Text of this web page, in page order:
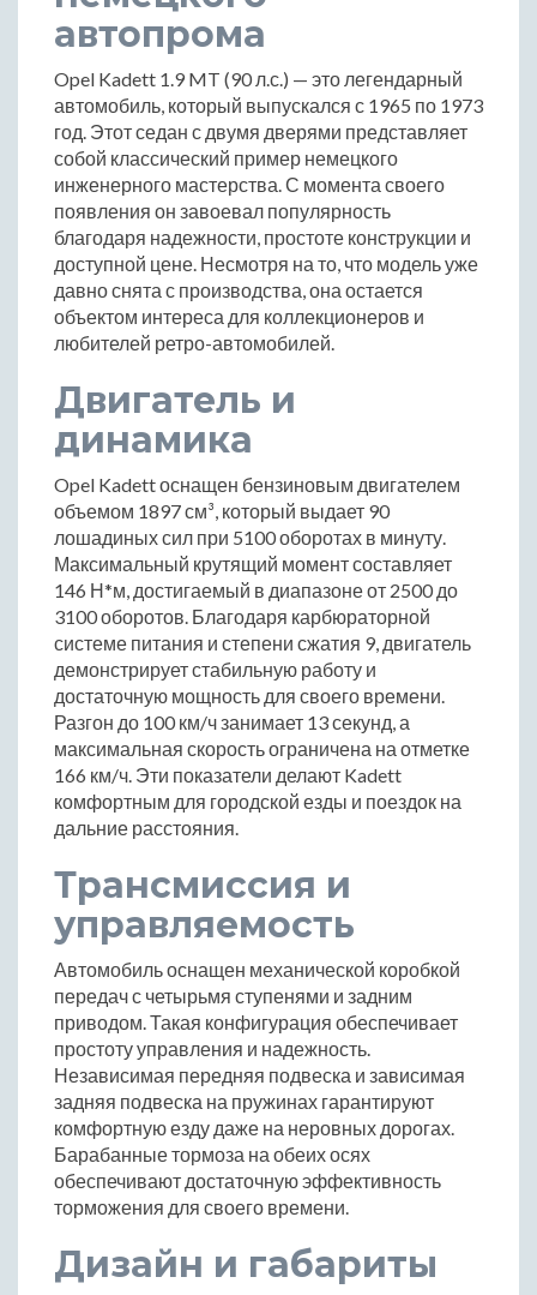
автопрома
Opel Kadett 1.9 MT (90 л.с.) — это легендарный
автомобиль, который выпускался с 1965 по 1973
год. Этот седан с двумя дверями представляет
собой классический пример немецкого
инженерного мастерства. С момента своего
появления он завоевал популярность
благодаря надежности, простоте конструкции и
доступной цене. Несмотря на то, что модель уже
давно снята с производства, она остается
объектом интереса для коллекционеров и
любителей ретро-автомобилей.
Двигатель и
динамика
Opel Kadett оснащен бензиновым двигателем
объемом 1897 см³, который выдает 90
лошадиных сил при 5100 оборотах в минуту.
Максимальный крутящий момент составляет
146 Н*м, достигаемый в диапазоне от 2500 до
3100 оборотов. Благодаря карбюраторной
системе питания и степени сжатия 9, двигатель
демонстрирует стабильную работу и
достаточную мощность для своего времени.
Разгон до 100 км/ч занимает 13 секунд, а
максимальная скорость ограничена на отметке
166 км/ч. Эти показатели делают Kadett
комфортным для городской езды и поездок на
дальние расстояния.
Трансмиссия и
управляемость
Автомобиль оснащен механической коробкой
передач с четырьмя ступенями и задним
приводом. Такая конфигурация обеспечивает
простоту управления и надежность.
Независимая передняя подвеска и зависимая
задняя подвеска на пружинах гарантируют
комфортную езду даже на неровных дорогах.
Барабанные тормоза на обеих осях
обеспечивают достаточную эффективность
торможения для своего времени.
Дизайн и габариты